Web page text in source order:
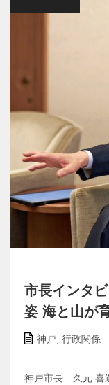
市長インタ
姿 海と山が
神戸 行政関係
神戸市長 久元 喜